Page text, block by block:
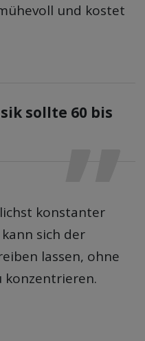
und kostet
sollte 60 bis
konstanter
sich der
lassen, ohne
konzentrieren.